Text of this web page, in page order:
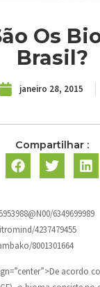
Os
Brasil?
janeiro 28, 2015
Compartilhar :
6349699989
4237479455
8001301664
acordo